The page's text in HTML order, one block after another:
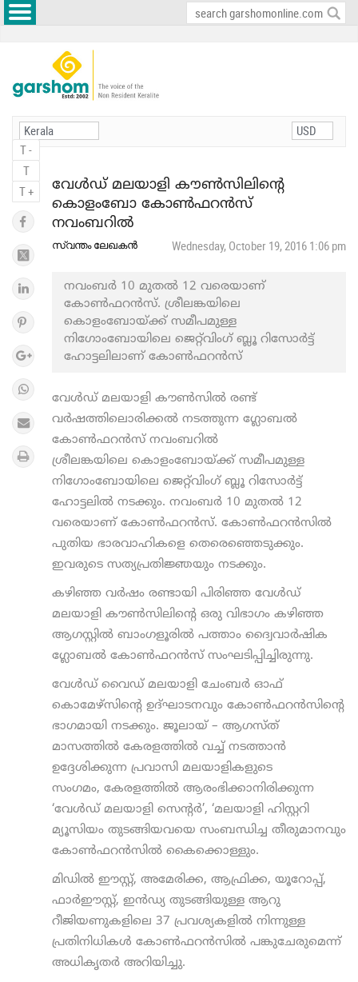
T -
T
T +
വേൾഡ് മലയാളി കൗൺസിലിന്റെ
കൊളംബോ കോൺഫറൻസ്
നവംബറിൽ
സ്വന്തം ലേഖകൻ Wednesday, October 19, 2016 1:06 pm
നവംബര്‍ 10 മുതല്‍ 12 വരെയാണ്
കോൺഫറൻസ്. ശ്രീലങ്കയിലെ
കൊളംബോയ്ക്ക് സമീപമുള്ള
നിഗോംബോയിലെ ജെറ്റ്‌വിംഗ് ബ്ലൂ റിസോര്‍ട്ട്
ഹോട്ടലിലാണ് കോൺഫറൻസ്
വേള്‍ഡ് മലയാളി കൗണ്‍സിൽ രണ്ട്
വർഷത്തിലൊരിക്കൽ നടത്തുന്ന ഗ്ലോബല്‍
കോണ്‍ഫറന്‍സ് നവംബറിൽ
ശ്രീലങ്കയിലെ കൊളംബോയ്ക്ക് സമീപമുള്ള
നിഗോംബോയിലെ ജെറ്റ്‌വിംഗ് ബ്ലൂ റിസോര്‍ട്ട്
ഹോട്ടലില്‍ നടക്കും. നവംബര്‍ 10 മുതല്‍ 12
വരെയാണ് കോൺഫറൻസ്. കോൺഫറൻസിൽ
പുതിയ ഭാരവാഹികളെ തെരെഞ്ഞെടുക്കും.
ഇവരുടെ സത്യപ്രതിജ്ഞയും നടക്കും.
കഴിഞ്ഞ വർഷം രണ്ടായി പിരിഞ്ഞ വേൾഡ്
മലയാളി കൗൺസിലിന്റെ ഒരു വിഭാഗം കഴിഞ്ഞ
ആഗസ്റ്റിൽ ബാംഗളൂരിൽ പത്താം ദ്വൈവാർഷിക
ഗ്ലോബല്‍ കോണ്‍ഫറന്‍സ് സംഘടിപ്പിച്ചിരുന്നു.
വേള്‍ഡ് വൈഡ് മലയാളി ചേംബര്‍ ഓഫ്
കൊമേഴ്‌സിന്റെ ഉദ്ഘാടനവും കോൺഫറൻസിന്റെ
ഭാഗമായി നടക്കും. ജൂലായ് – ആഗസ്ത്
മാസത്തില്‍ കേരളത്തില്‍ വച്ച് നടത്താന്‍
ഉദ്ദേശിക്കുന്ന പ്രവാസി മലയാളികളുടെ
സംഗമം, കേരളത്തില്‍ ആരംഭിക്കാനിരിക്കുന്ന
‘വേള്‍ഡ് മലയാളി സെന്റര്‍’, ‘മലയാളി ഹിസ്റ്ററി
മ്യൂസിയം തുടങ്ങിയവയെ സംബന്ധിച്ച തീരുമാനവും
കോൺഫറൻസിൽ കൈക്കൊള്ളും.
മിഡില്‍ ഈസ്റ്റ്, അമേരിക്ക, ആഫ്രിക്ക, യൂറോപ്പ്,
ഫാര്‍ഈസ്റ്റ്, ഇന്‍ഡ്യ തുടങ്ങിയുള്ള ആറു
റീജിയണുകളിലെ 37 പ്രവശ്യകളില്‍ നിന്നുള്ള
പ്രതിനിധികള്‍ കോൺഫറൻസിൽ പങ്കുചേരുമെന്ന്
അധികൃതർ അറിയിച്ചു.